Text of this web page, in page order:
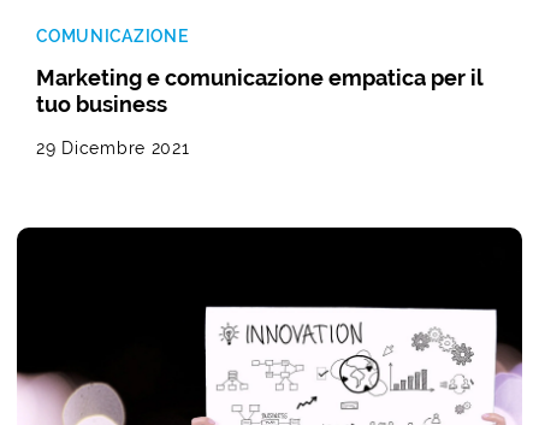
COMUNICAZIONE
Marketing e comunicazione empatica per il
tuo business
29 Dicembre 2021